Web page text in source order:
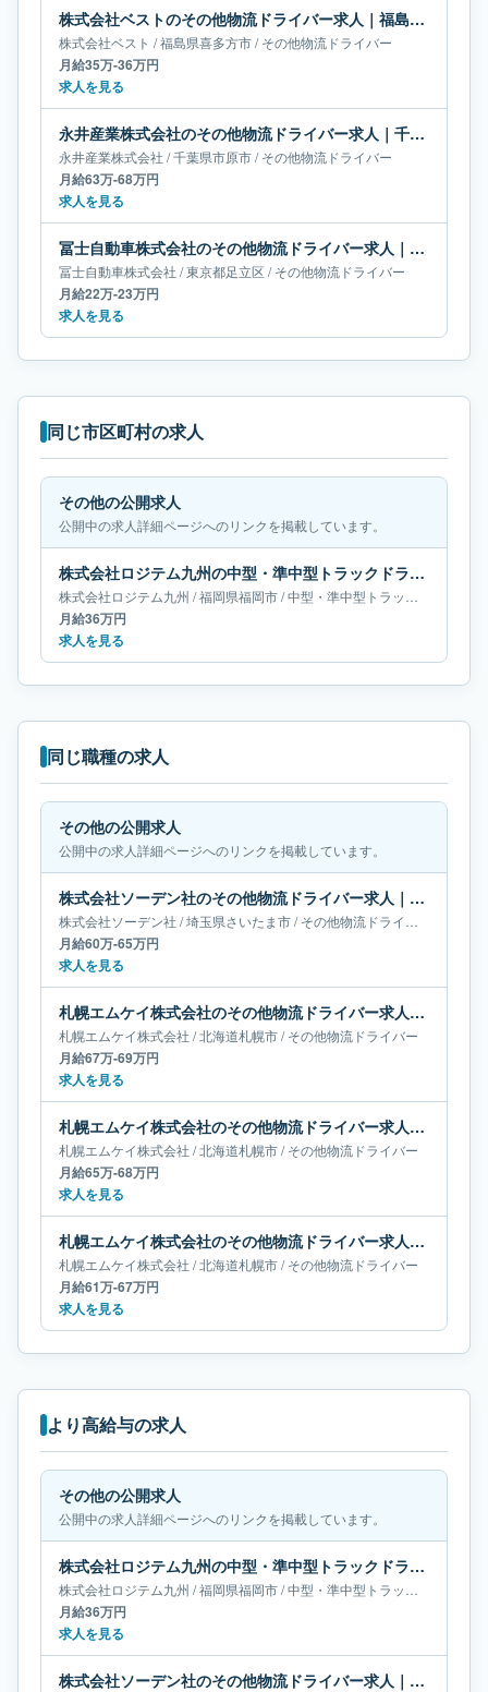
株式会社ベストのその他物流ドライバー求人｜福島県喜多方市｜月給35万-36万円
株式会社ベスト /福島県喜多方市/その他物流ドライバー
月給35万-36万円
求人を見る
永井産業株式会社のその他物流ドライバー求人｜千葉県市原市｜月給63万-68万円
永井産業株式会社 /千葉県市原市/その他物流ドライバー
月給63万-68万円
求人を見る
冨士自動車株式会社のその他物流ドライバー求人｜東京都足立区｜月給22万-23万円
冨士自動車株式会社 /東京都足立区 /その他物流ドライバー
月給22万-23万円
求人を見る
同じ市区町村の求人
その他の公開求人
公開中の求人詳細ページへのリンクを掲載しています。
株式会社ロジテム九州の中型・準中型トラックドライバー求人｜福岡県福岡市｜月給36万円
株式会社ロジテム九州 /福岡県福岡市/中型・準中型トラックドライバー
月給36万円
求人を見る
同じ職種の求人
その他の公開求人
公開中の求人詳細ページへのリンクを掲載しています。
株式会社ソーデン社のその他物流ドライバー求人｜埼玉県さいたま市｜月給60万-65万円
株式会社ソーデン社 /埼玉県さいたま市/その他物流ドライバー
月給60万-65万円
求人を見る
札幌エムケイ株式会社のその他物流ドライバー求人｜北海道札幌市｜月給67万-69万円
札幌エムケイ株式会社 /北海道札幌市/その他物流ドライバー
月給67万-69万円
求人を見る
札幌エムケイ株式会社のその他物流ドライバー求人｜北海道札幌市｜月給65万-68万円
札幌エムケイ株式会社 /北海道札幌市/その他物流ドライバー
月給65万-68万円
求人を見る
札幌エムケイ株式会社のその他物流ドライバー求人｜北海道札幌市｜月給61万-67万円
札幌エムケイ株式会社 /北海道札幌市/その他物流ドライバー
月給61万-67万円
求人を見る
より高給与の求人
その他の公開求人
公開中の求人詳細ページへのリンクを掲載しています。
株式会社ロジテム九州の中型・準中型トラックドライバー求人｜福岡県福岡市｜月給36万円
株式会社ロジテム九州 /福岡県福岡市/中型・準中型トラックドライバー
月給36万円
求人を見る
株式会社ソーデン社のその他物流ドライバー求人｜埼玉県さいたま市｜月給60万-65万円